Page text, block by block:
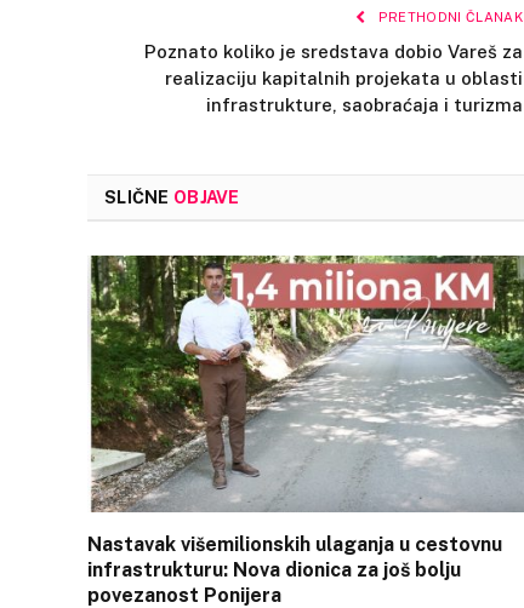
PRETHODNI ČLANAK
Poznato koliko je sredstava dobio Vareš za
realizaciju kapitalnih projekata u oblasti
infrastrukture, saobraćaja i turizma
SLIČNE OBJAVE
Nastavak višemilionskih ulaganja u cestovnu
infrastrukturu: Nova dionica za još bolju
povezanost Ponijera